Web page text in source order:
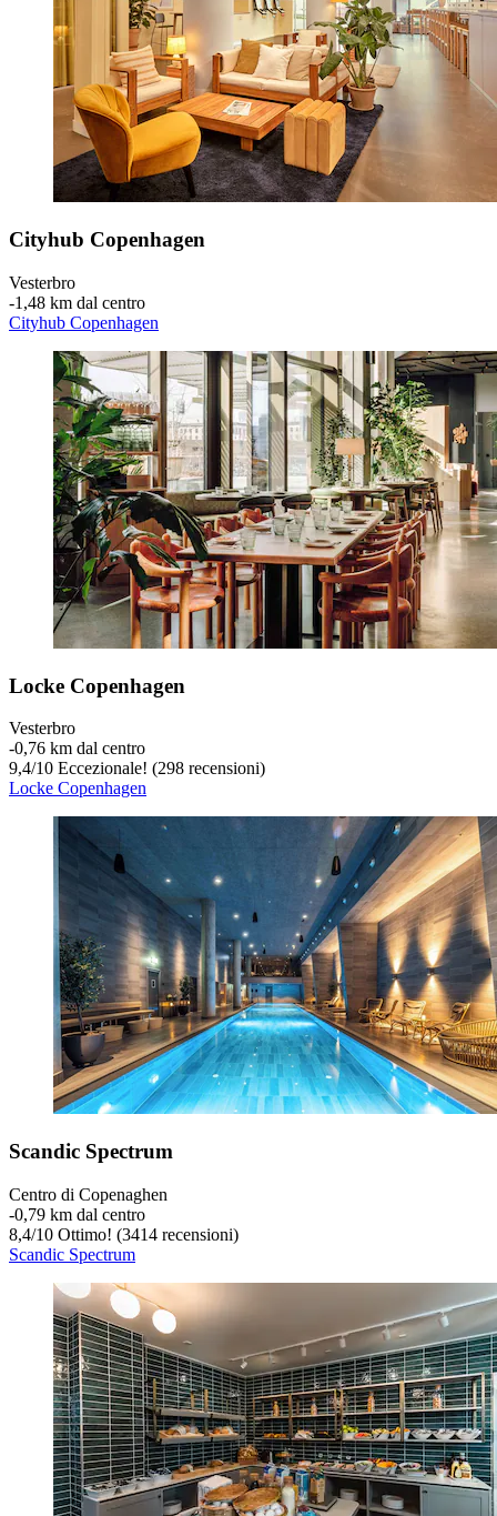
Cityhub Copenhagen
Vesterbro
‐1,48 km dal centro
Cityhub Copenhagen
Locke Copenhagen
Vesterbro
‐0,76 km dal centro
9,4/10 Eccezionale! (298 recensioni)
Locke Copenhagen
Scandic Spectrum
Centro di Copenaghen
‐0,79 km dal centro
8,4/10 Ottimo! (3414 recensioni)
Scandic Spectrum